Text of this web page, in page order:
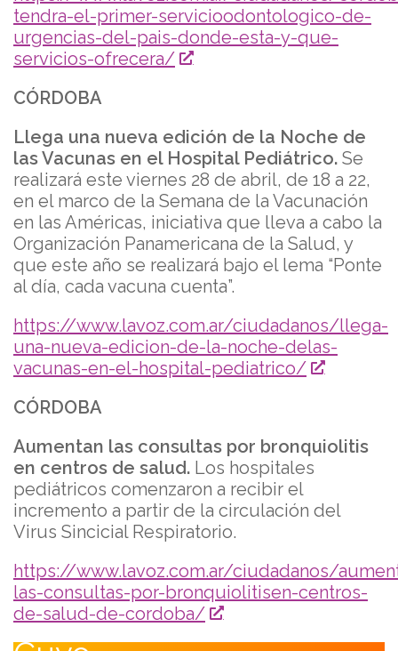
tendra-el-primer-servicioodontologico-de-
urgencias-del-pais-donde-esta-y-que-
servicios-ofrecera/
CÓRDOBA
Llega una nueva edición de la Noche de
las Vacunas en el Hospital Pediátrico. Se
realizará este viernes 28 de abril, de 18 a 22,
en el marco de la Semana de la Vacunación
en las Américas, iniciativa que lleva a cabo la
Organización Panamericana de la Salud, y
que este año se realizará bajo el lema “Ponte
al día, cada vacuna cuenta”.
https://www.lavoz.com.ar/ciudadanos/llega-
una-nueva-edicion-de-la-noche-delas-
vacunas-en-el-hospital-pediatrico/
CÓRDOBA
Aumentan las consultas por bronquiolitis
en centros de salud. Los hospitales
pediátricos comenzaron a recibir el
incremento a partir de la circulación del
Virus Sincicial Respiratorio.
https://www.lavoz.com.ar/ciudadanos/
las-consultas-por-bronquiolitisen-centros-
de-salud-de-cordoba/